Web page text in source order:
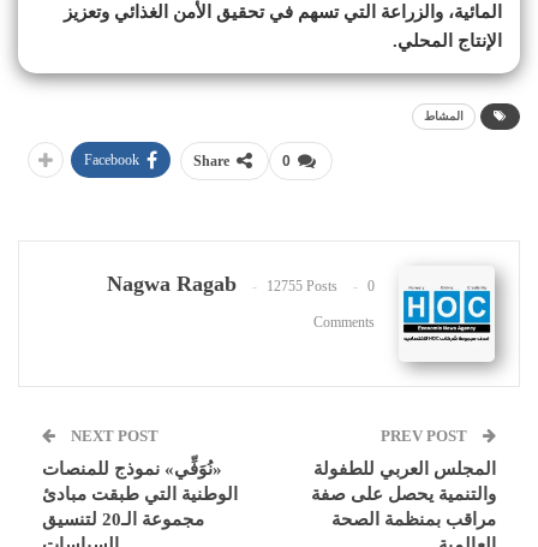
المائية، والزراعة التي تسهم في تحقيق الأمن الغذائي وتعزيز
الإنتاج المحلي.
المشاط
0
Share
Facebook
Nagwa Ragab 12755 Posts 0
Comments
المجلس العربي للطفولة
والتنمية يحصل على صفة
مراقب بمنظمة الصحة
NEXT POST
«نُوَفِّي» نموذج للمنصات
الوطنية التي طبقت مبادئ
مجموعة الـ20 لتنسيق